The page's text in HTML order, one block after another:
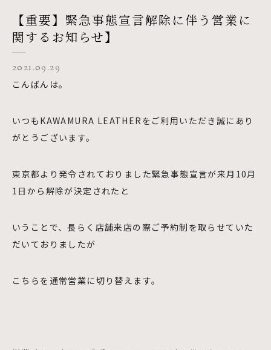
【重要】緊急事態宣言解除に伴う営業に
関するお知らせ】
2021.09.29
こんばんは。
いつもKAWAMURA LEATHERをご利用いただき誠にあり
がとうございます。
東京都より発令されておりました緊急事態宣言が来月10月
1日から解除が決定されたと
いうことで、長らく店舗来店の際ご予約制を取らせていた
だいておりましたが
こちらを通常営業に切り替えます。